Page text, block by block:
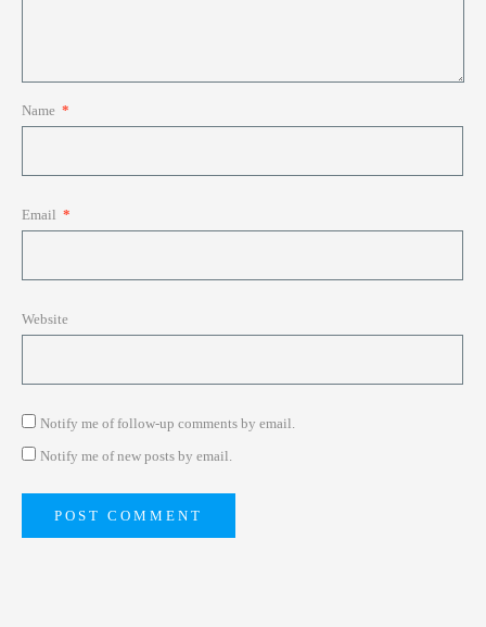
Name *
Email *
Website
Notify me of follow-up comments by email.
Notify me of new posts by email.